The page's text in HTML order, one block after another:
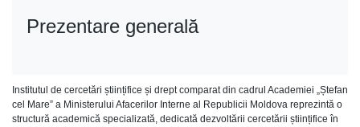
Prezentare generală
Institutul de cercetări științifice și drept comparat din cadrul Academiei „Ștefan
cel Mare” a Ministerului Afacerilor Interne al Republicii Moldova reprezintă o
structură academică specializată, dedicată dezvoltării cercetării științifice în